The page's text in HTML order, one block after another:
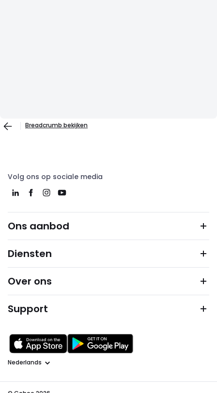
Breadcrumb bekijken
Volg ons op sociale media
Ons aanbod
Diensten
Over ons
Support
Taal